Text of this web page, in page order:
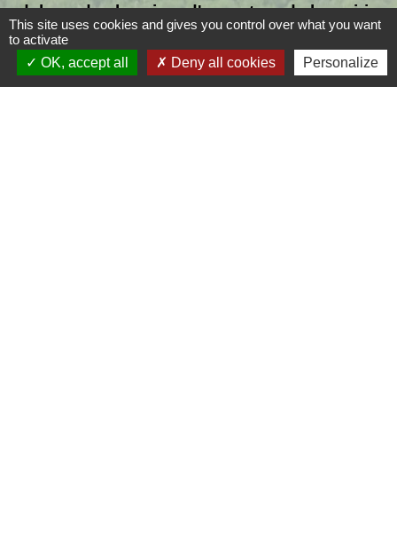
dehors des horaires d'ouverture de la mairie
06.25.42.48.37
This site uses cookies and gives you control over what you want
to activate
OK, accept all
Deny all cookies Personalize